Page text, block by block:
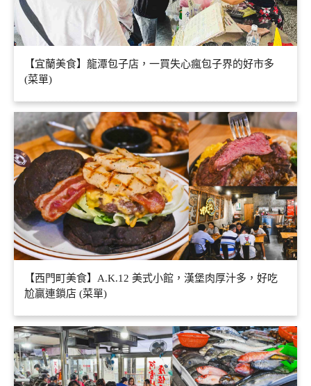
【宜蘭美食】龍潭包子店，一買失心瘋包子界的好市多
(菜單)
【西門町美食】A.K.12 美式小館，漢堡肉厚汁多，好吃
尬贏連鎖店 (菜單)